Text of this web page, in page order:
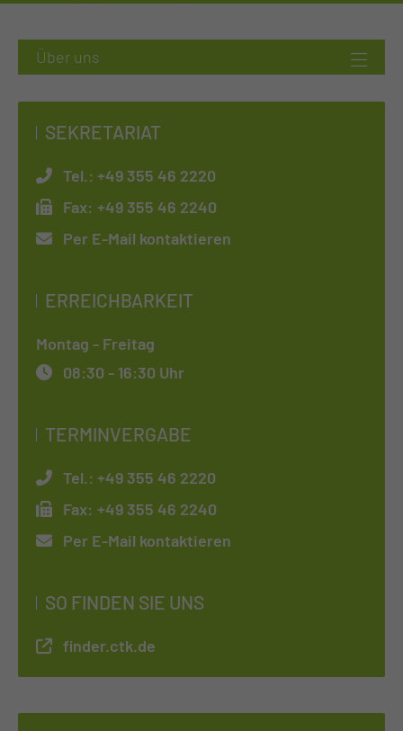
SEKRETARIAT
Tel.: +49 355 46 2220
Fax: +49 355 46 2240
Per E-Mail kontaktieren
ERREICHBARKEIT
Montag - Freitag
08:30 - 16:30 Uhr
TERMINVERGABE
Tel.: +49 355 46 2220
Fax: +49 355 46 2240
Per E-Mail kontaktieren
SO FINDEN SIE UNS
finder.ctk.de